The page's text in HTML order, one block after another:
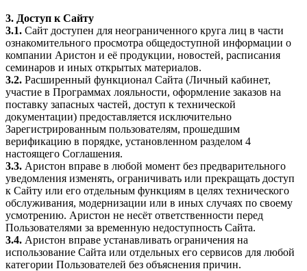
3. Доступ к Сайту
3.1. Сайт доступен для неограниченного круга лиц в части
ознакомительного просмотра общедоступной информации о
компании Аристон и её продукции, новостей, расписания
семинаров и иных открытых материалов.
3.2. Расширенный функционал Сайта (Личный кабинет,
участие в Программах лояльности, оформление заказов на
поставку запасных частей, доступ к технической
документации) предоставляется исключительно
Зарегистрированным пользователям, прошедшим
верификацию в порядке, установленном разделом 4
настоящего Соглашения.
3.3. Аристон вправе в любой момент без предварительного
уведомления изменять, ограничивать или прекращать доступ
к Сайту или его отдельным функциям в целях технического
обслуживания, модернизации или в иных случаях по своему
усмотрению. Аристон не несёт ответственности перед
Пользователями за временную недоступность Сайта.
3.4. Аристон вправе устанавливать ограничения на
использование Сайта или отдельных его сервисов для любой
категории Пользователей без объяснения причин.